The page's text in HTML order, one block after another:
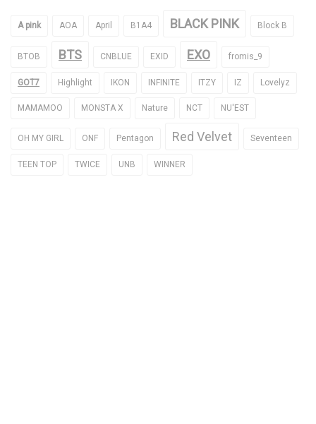
A pink AOA April B1A4 BLACK PINK Block B
BTOB BTS CNBLUE EXID EXO fromis_9
GOT7 Highlight IKON INFINITE ITZY IZ Lovelyz
MAMAMOO MONSTA X Nature NCT NU'EST
OH MY GIRL ONF Pentagon Red Velvet Seventeen
TEEN TOP TWICE UNB WINNER